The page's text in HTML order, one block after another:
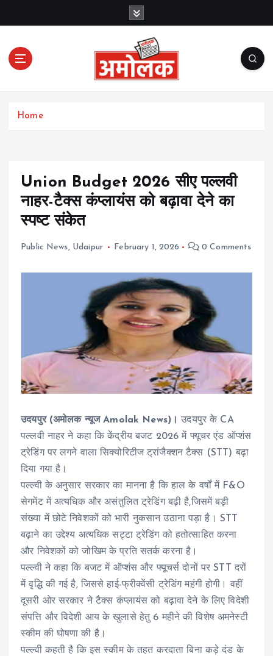
c
Amolak News
Home
Union Budget 2026 सीए पल्लवी
नाहर-टैक्स कंप्लायंस को बढ़ावा देने का
स्पष्ट संकेत
Public News, Udaipur February 1, 2026 0 Comments
उदयपुर (अमोलक न्यूज Amolak News)। उदयपुर के CA
पल्लवी नाहर ने कहा कि केंद्रीय बजट 2026 में फ्यूचर एंड ऑप्शंस
ट्रेडिंग पर लगने वाला सिक्योरिटीज ट्रांजैक्शन टैक्स (STT) बढ़ा
दिया गया है।
पल्ल्वी के अनुसार सरकार का मानना है कि हाल के वर्षों में F&O
सेगमेंट में अत्यधिक और असंतुलित ट्रेडिंग बढ़ी है,जिसमें बड़ी
संख्या में छोटे निवेशकों को भारी नुकसान उठाना पड़ा है। STT
बढ़ाने का उद्देश्य अत्यधिक सट्टा ट्रेडिंग को हतोत्साहित करना
और निवेशकों को जोखिम के प्रति सतर्क करना है।
पल्ल्वी ने कहा कि बजट में ऑप्शंस और फ्यूचर्स दोनों पर STT दरों
में वृद्धि की गई है, जिससे हाई-फ्रीक्वेंसी ट्रेडिंग महंगी होगी। वहीं
दूसरी ओर सरकार ने टैक्स कंप्लायंस को बढ़ावा देने के लिए विदेशी
संपत्ति और विदेशी आय के खुलासे हेतु 6 महीने की विशेष अमनेस्टी
स्कीम की घोषणा की है।
पल्ल्वी कहती है कि इस स्कीम के तहत करदाता बिना कड़े दंड के